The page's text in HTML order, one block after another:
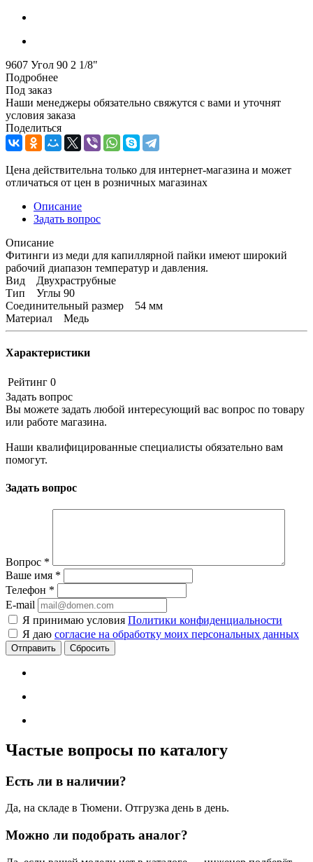
9607 Угол 90 2 1/8"
Подробнее
Под заказ
Наши менеджеры обязательно свяжутся с вами и уточнят
условия заказа
Поделиться
Цена действительна только для интернет-магазина и может
отличаться от цен в розничных магазинах
Описание
Задать вопрос
Описание
Фитинги из меди для капиллярной пайки имеют широкий
рабочий диапазон температур и давления.
Вид Двухраструбные
Тип Углы 90
Соединительный размер 54 мм
Материал Медь
Характеристики
Рейтинг 0
Задать вопрос
Вы можете задать любой интересующий вас вопрос по товару
или работе магазина.
Наши квалифицированные специалисты обязательно вам
помогут.
Задать вопрос
Вопрос *
Ваше имя *
Телефон *
E-mail
Я принимаю условия Политики конфиденциальности
Я даю согласие на обработку моих персональных данных
Сбросить
Частые вопросы по каталогу
Есть ли в наличии?
Да, на складе в Тюмени. Отгрузка день в день.
Можно ли подобрать аналог?